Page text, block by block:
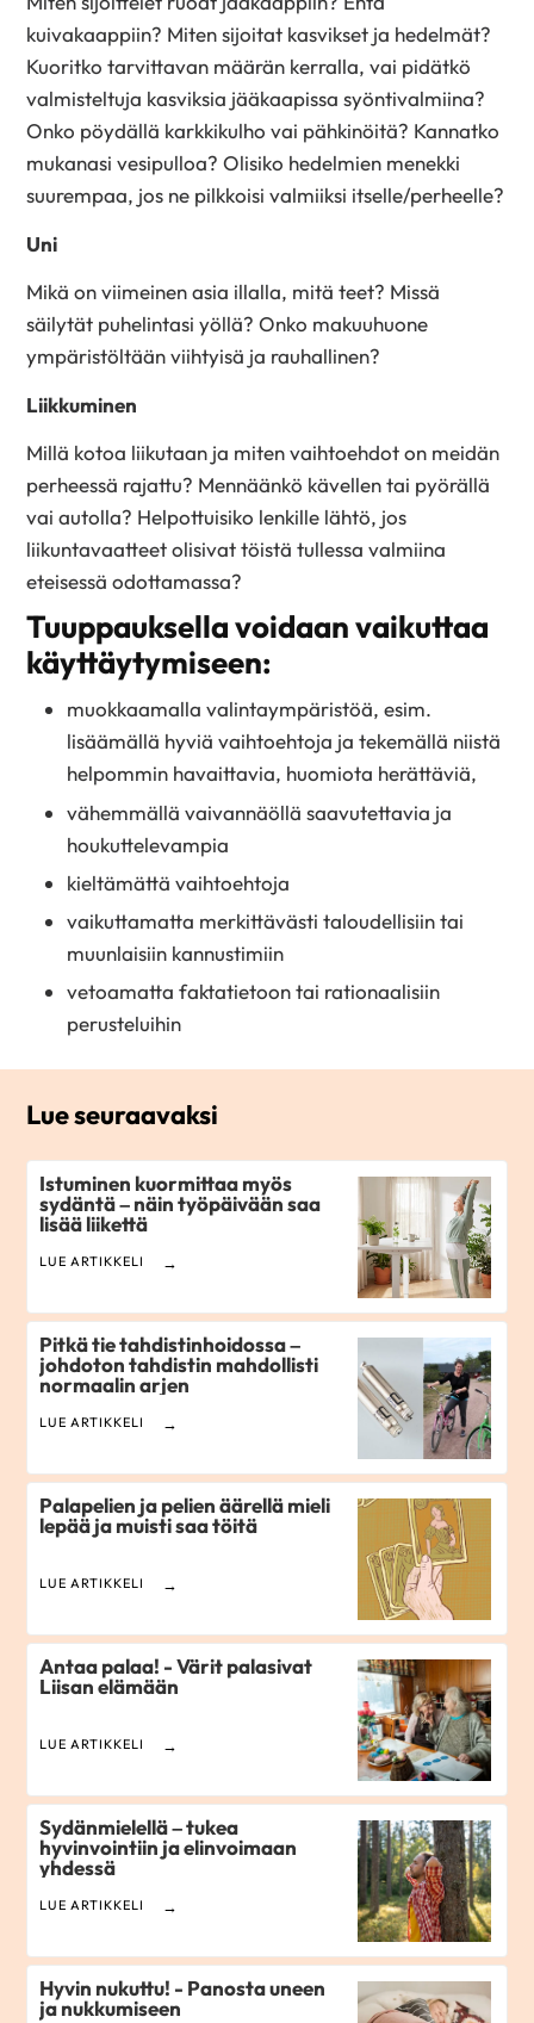
kuivakaappiin? Miten sijoitat ­kasvikset ja hedelmät?
Kuoritko tarvittavan määrän kerralla, vai pidätkö
valmisteltuja kasviksia jääkaapissa syöntivalmiina?
Onko pöydällä karkkikulho vai pähkinöitä? Kannatko
mukanasi vesipulloa? Olisiko hedelmien menekki
suurempaa, jos ne pilkkoisi valmiiksi itselle/perheelle?
Uni
Mikä on viimeinen asia illalla, mitä teet? Missä
säilytät puhelintasi yöllä? Onko makuuhuone
ympäristöltään viihtyisä ja rauhallinen?
Liikkuminen
Millä kotoa liikutaan ja miten vaihtoehdot on meidän
perheessä rajattu? Mennäänkö kävellen tai pyörällä
vai autolla? Helpottuisiko lenkille lähtö, jos
liikuntavaatteet olisivat töistä tullessa valmiina
eteisessä odottamassa?
Tuuppauksella voidaan vaikuttaa
käyttäytymiseen:
muokkaamalla valintaympäristöä, esim.
lisäämällä hyviä vaihtoehtoja ja tekemällä niistä
helpommin havaittavia, huomiota herättäviä,
vähemmällä vaivannäöllä saavutettavia ja
houkut­televampia
kieltämättä vaihtoehtoja
vaikuttamatta merkittävästi ­taloudellisiin tai
muunlaisiin ­kannustimiin
vetoamatta faktatietoon tai ­rationaalisiin
perusteluihin
Lue seuraavaksi
Istuminen kuormittaa myös
sydäntä – näin työpäivään saa
lisää liikettä
LUE ARTIKKELI
Pitkä tie tahdistinhoidossa –
johdoton tahdistin mahdollisti
normaalin arjen
LUE ARTIKKELI
Palapelien ja pelien äärellä mieli
lepää ja muisti saa töitä
LUE ARTIKKELI
Antaa palaa! - Värit palasivat
Liisan elämään
LUE ARTIKKELI
Sydänmielellä – tukea
hyvinvointiin ja elinvoimaan
yhdessä
LUE ARTIKKELI
Hyvin nukuttu! - Panosta uneen
ja nukkumiseen